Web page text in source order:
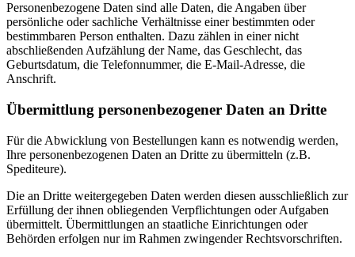
Personenbezogene Daten sind alle Daten, die Angaben über
persönliche oder sachliche Verhältnisse einer bestimmten oder
bestimmbaren Person enthalten. Dazu zählen in einer nicht
abschließenden Aufzählung der Name, das Geschlecht, das
Geburtsdatum, die Telefonnummer, die E-Mail-Adresse, die
Anschrift.
Übermittlung personenbezogener Daten an Dritte
Für die Abwicklung von Bestellungen kann es notwendig werden,
Ihre personenbezogenen Daten an Dritte zu übermitteln (z.B.
Spediteure).
Die an Dritte weitergegeben Daten werden diesen ausschließlich zur
Erfüllung der ihnen obliegenden Verpflichtungen oder Aufgaben
übermittelt. Übermittlungen an staatliche Einrichtungen oder
Behörden erfolgen nur im Rahmen zwingender Rechtsvorschriften.